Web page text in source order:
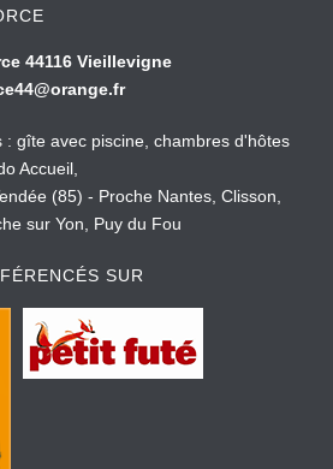
44116 Vieillevigne
: gîte avec piscine, chambres d'hôtes
Accueil,
(85) - Proche Nantes, Clisson,
sur Yon, Puy du Fou
SUR